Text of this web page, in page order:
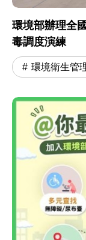
環境部辦理全
毒調度演練
環境衛生管